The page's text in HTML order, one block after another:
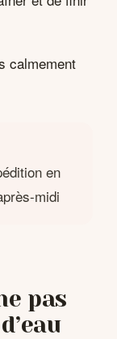
calmement
en
midi
pas